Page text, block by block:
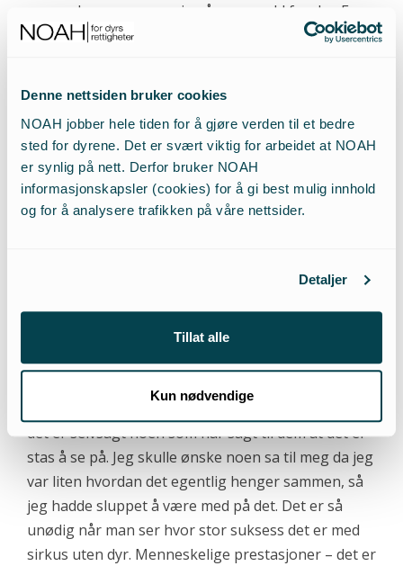
Denne nettsiden bruker cookies
NOAH jobber hele tiden for å gjøre verden til et bedre
sted for dyrene. Det er svært viktig for arbeidet at NOAH
er synlig på nett. Derfor bruker NOAH
informasjonskapsler (cookies) for å gi best mulig innhold
og for å analysere trafikken på våre nettsider.
Detaljer
Tillat alle
Kun nødvendige
mange lærer ungene sine å være redd for dyr. For
mange mennesker er dyr bare annenrangs
– Noen velvalgte ord om dyr i sirkus?
– Jeg håper virkelig dere får gjort noe med det.
Sirkusene argumenterer med at dyrene ”har det så
bra, de får jo mat og kjærlighet” – men
mesteparten av tiden står de inne i en vogn!
Elefanter som skal leve ute på savannene… Å dra
1700-talls. Og barna som skriker etter elefanter –
det er selvsagt noen som har sagt til dem at det er
stas å se på. Jeg skulle ønske noen sa til meg da jeg
var liten hvordan det egentlig henger sammen, så
jeg hadde sluppet å være med på det. Det er så
unødig når man ser hvor stor suksess det er med
sirkus uten dyr. Menneskelige prestasjoner – det er